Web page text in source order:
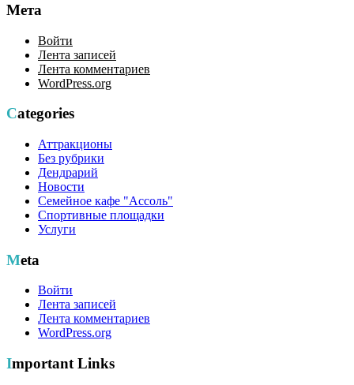
Мета
Войти
Лента записей
Лента комментариев
WordPress.org
Categories
Аттракционы
Без рубрики
Дендрарий
Новости
Семейное кафе "Ассоль"
Спортивные площадки
Услуги
Meta
Войти
Лента записей
Лента комментариев
WordPress.org
Important Links